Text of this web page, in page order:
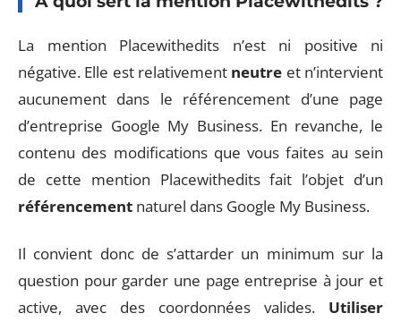
La mention Placewithedits n’est ni positive ni
négative. Elle est relativement neutre et n’intervient
aucunement dans le référencement d’une page
d’entreprise Google My Business. En revanche, le
contenu des modifications que vous faites au sein
de cette mention Placewithedits fait l’objet d’un
référencement naturel dans Google My Business.
Il convient donc de s’attarder un minimum sur la
question pour garder une page entreprise à jour et
active, avec des coordonnées valides. Utiliser